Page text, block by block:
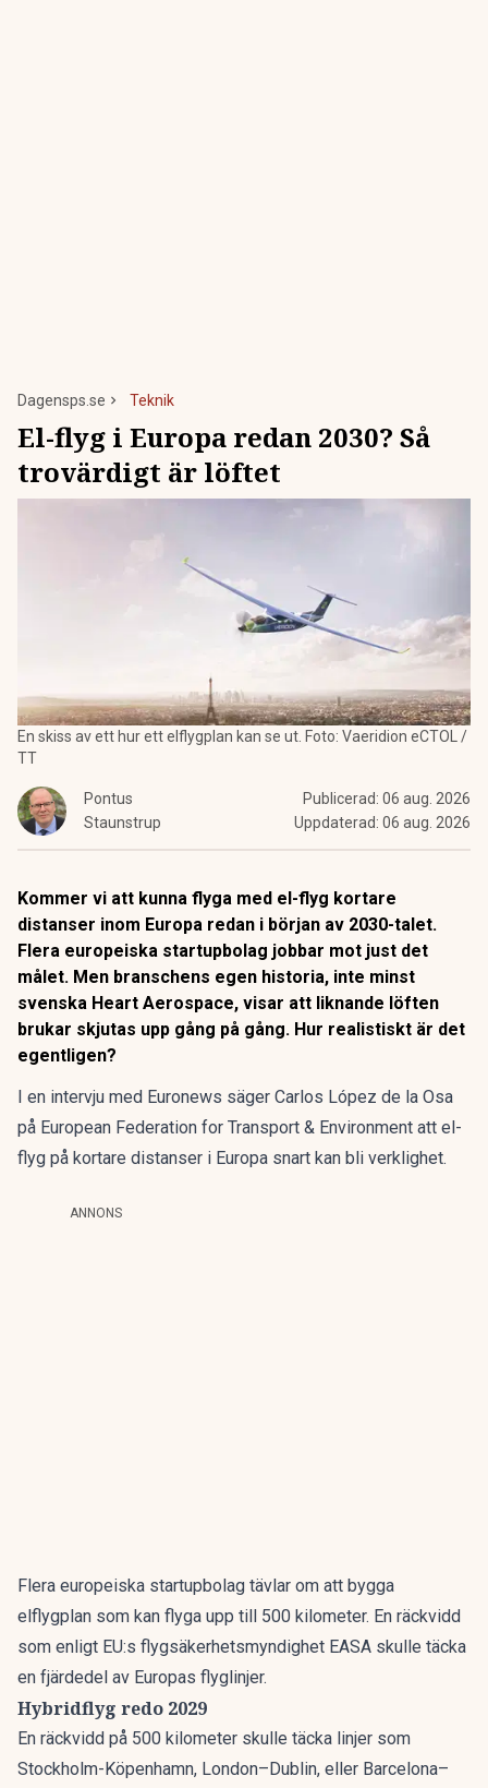
Dagensps.se Teknik
El-flyg i Europa redan 2030? Så
trovärdigt är löftet
En skiss av ett hur ett elflygplan kan se ut. Foto: Vaeridion eCTOL /
TT
Pontus
Staunstrup
Publicerad: 06 aug. 2026
Uppdaterad: 06 aug. 2026
Kommer vi att kunna flyga med el-flyg kortare
distanser inom Europa redan i början av 2030-talet.
Flera europeiska startupbolag jobbar mot just det
målet. Men branschens egen historia, inte minst
svenska Heart Aerospace, visar att liknande löften
brukar skjutas upp gång på gång. Hur realistiskt är det
egentligen?
I en intervju med Euronews säger Carlos López de la Osa
på European Federation for Transport & Environment att el-
flyg på kortare distanser i Europa snart kan bli verklighet.
ANNONS
Flera europeiska startupbolag tävlar om att bygga
elflygplan som kan flyga upp till 500 kilometer. En räckvidd
som enligt EU:s flygsäkerhetsmyndighet EASA skulle täcka
en fjärdedel av Europas flyglinjer.
Hybridflyg redo 2029
En räckvidd på 500 kilometer skulle täcka linjer som
Stockholm-Köpenhamn, London–Dublin, eller Barcelona–